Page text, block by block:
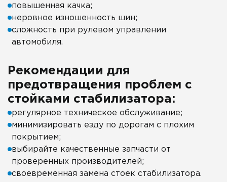
повышенная качка;
неровное изношенность шин;
сложность при рулевом управлении
автомобиля.
Рекомендации для
предотвращения проблем с
стойками стабилизатора:
регулярное техническое обслуживание;
минимизировать езду по дорогам с плохим
покрытием;
выбирайте качественные запчасти от
проверенных производителей;
своевременная замена стоек стабилизатора.